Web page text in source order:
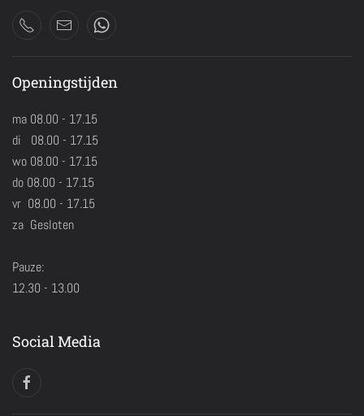
Openingstijden
ma 08.00 - 17.15
di 08.00 - 17.15
wo 08.00 - 17.15
do 08.00 - 17.15
vr 08.00 - 17.15
za Gesloten
Pauze:
12.30 - 13.00
Social Media